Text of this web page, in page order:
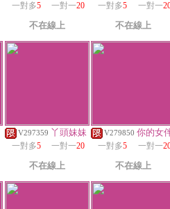
一對多5 一對一20
不在線上
一對多5 一對一
不在線上
V297359 丫頭妹妹
一對多5 一對一20
不在線上
V279850 你的女
一對多5 一對一
不在線上